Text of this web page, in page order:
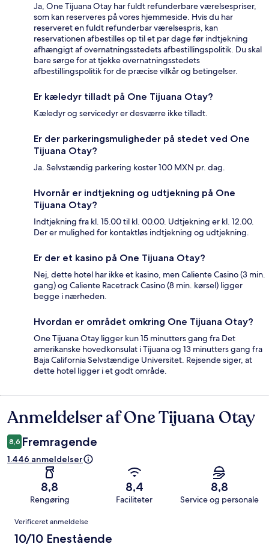
Ja, One Tijuana Otay har fuldt refunderbare værelsespriser,
som kan reserveres på vores hjemmeside. Hvis du har
reserveret en fuldt refunderbar værelsespris, kan
reservationen afbestilles op til et par dage før indtjekning
afhængigt af overnatningsstedets afbestillingspolitik. Du skal
bare sørge for at tjekke overnatningsstedets
afbestillingspolitik for de præcise vilkår og betingelser.
Er kæledyr tilladt på One Tijuana Otay?
Kæledyr og servicedyr er desværre ikke tilladt.
Er der parkeringsmuligheder på stedet ved One
Tijuana Otay?
Ja. Selvstændig parkering koster 100 MXN pr. dag.
Hvornår er indtjekning og udtjekning på One
Tijuana Otay?
Indtjekning fra kl. 15.00 til kl. 00.00. Udtjekning er kl. 12.00.
Der er mulighed for kontaktløs indtjekning og udtjekning.
Er der et kasino på One Tijuana Otay?
Nej, dette hotel har ikke et kasino, men Caliente Casino (3 min.
gang) og Caliente Racetrack Casino (8 min. kørsel) ligger
begge i nærheden.
Hvordan er området omkring One Tijuana Otay?
One Tijuana Otay ligger kun 15 minutters gang fra Det
amerikanske hovedkonsulat i Tijuana og 13 minutters gang fra
Baja California Selvstændige Universitet. Rejsende siger, at
dette hotel ligger i et godt område.
Anmeldelser
Anmeldelser af One Tijuana Otay
8,6 Fremragende
1.446 anmeldelser
8,8
Rengøring
8,4
Faciliteter
8,8
Service og personale
Anmeldelser
Verificeret anmeldelse
10/10 Enestående